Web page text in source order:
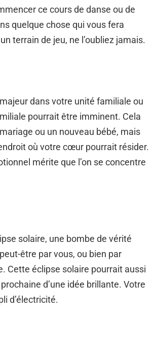
ce cours de danse ou de
quelque chose qui vous fera
terrain de jeu, ne l’oubliez jamais.
dans votre unité familiale ou
pourrait être imminent. Cela
ou un nouveau bébé, mais
où votre cœur pourrait résider.
mérite que l’on se concentre
solaire, une bombe de vérité
être par vous, ou bien par
Cette éclipse solaire pourrait aussi
d’une idée brillante. Votre
d’électricité.